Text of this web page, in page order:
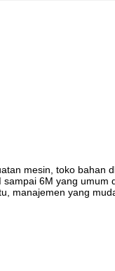
mesin, toko bahan
6M yang umum
manajemen yang